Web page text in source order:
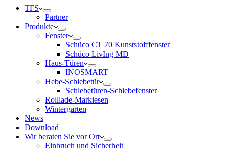
TFS
Partner
Produkte
Fenster
Schüco CT 70 Kunststofffenster
Schüco LivIng MD
Haus-Türen
INOSMART
Hebe-Schiebetür
Schiebetüren-Schiebefenster
Rolllade-Markiesen
Wintergarten
News
Download
Wir beraten Sie vor Ort
Einbruch und Sicherheit